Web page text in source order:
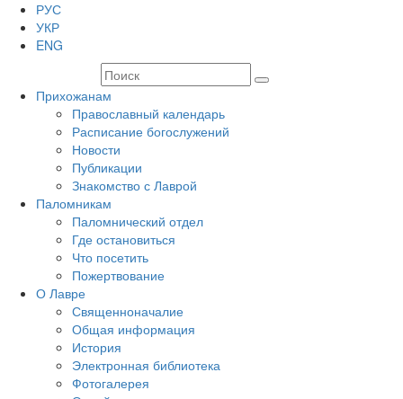
РУС
УКР
ENG
Прихожанам
Православный календарь
Расписание богослужений
Новости
Публикации
Знакомство с Лаврой
Паломникам
Паломнический отдел
Где остановиться
Что посетить
Пожертвование
О Лавре
Священноначалие
Общая информация
История
Электронная библиотека
Фотогалерея